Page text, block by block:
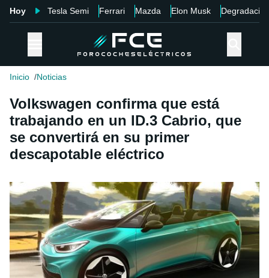
Hoy Tesla Semi Ferrari Mazda Elon Musk Degradación
Inicio Noticias
Volkswagen confirma que está
trabajando en un ID.3 Cabrio, que
se convertirá en su primer
descapotable eléctrico